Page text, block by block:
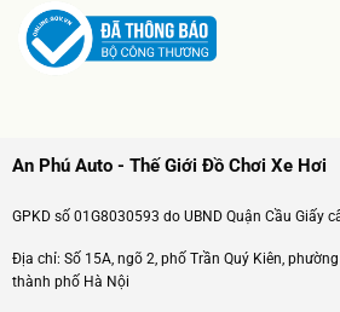
An Phú Auto - Thế Giới Đồ Chơi Xe Hơi
GPKD số 01G8030593 do UBND Quận Cầu Giấy
Địa chỉ: Số 15A, ngõ 2, phố Trần Quý Kiên,
thành phố Hà Nội